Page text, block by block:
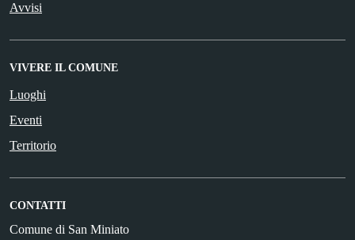
Avvisi
VIVERE IL COMUNE
Luoghi
Eventi
Territorio
CONTATTI
Comune di San Miniato